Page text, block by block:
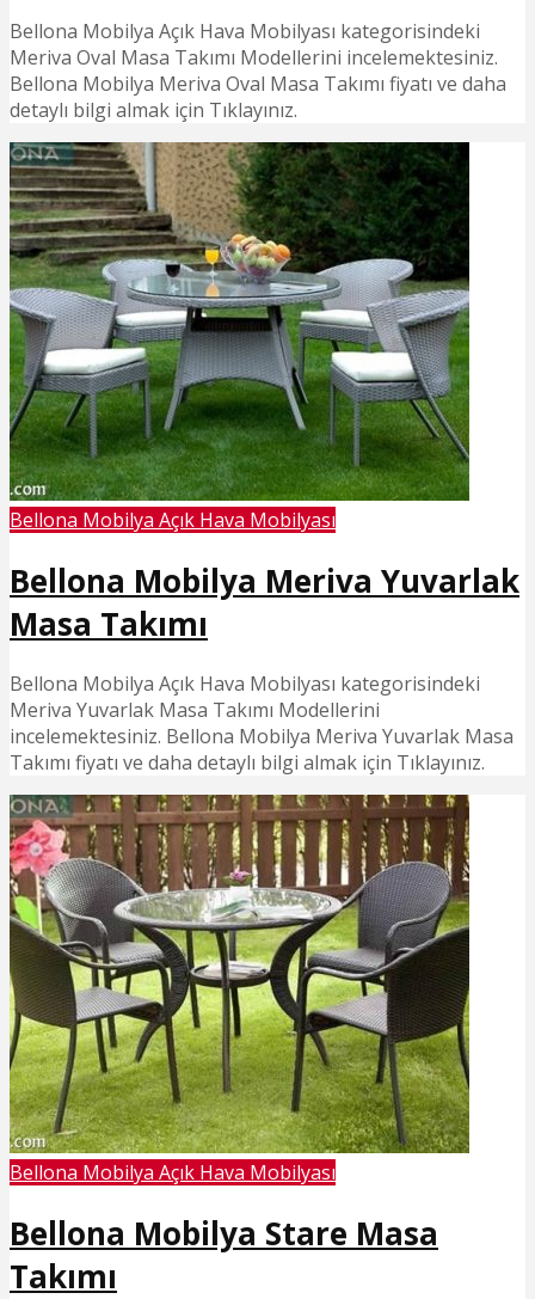
Bellona Mobilya Açık Hava Mobilyası kategorisindeki
Meriva Oval Masa Takımı Modellerini incelemektesiniz.
Bellona Mobilya Meriva Oval Masa Takımı fiyatı ve daha
detaylı bilgi almak için Tıklayınız.
Bellona Mobilya Açık Hava Mobilyası
Bellona Mobilya Meriva Yuvarlak
Masa Takımı
Bellona Mobilya Açık Hava Mobilyası kategorisindeki
Meriva Yuvarlak Masa Takımı Modellerini
incelemektesiniz. Bellona Mobilya Meriva Yuvarlak Masa
Takımı fiyatı ve daha detaylı bilgi almak için Tıklayınız.
Bellona Mobilya Açık Hava Mobilyası
Bellona Mobilya Stare Masa
Takımı